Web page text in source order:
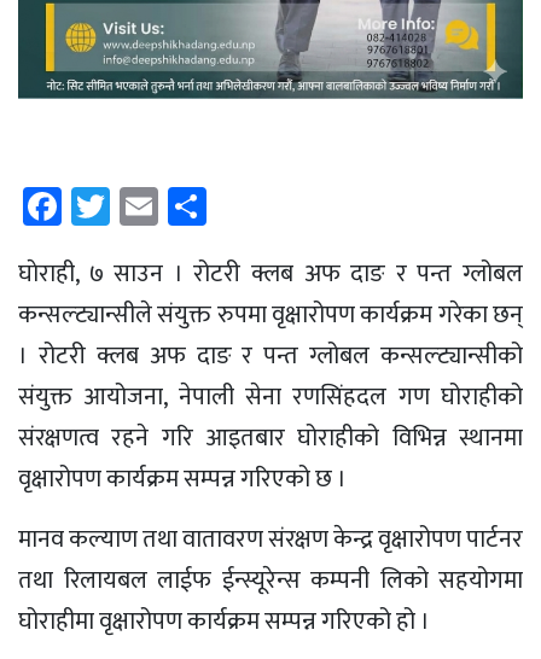
Facebook
Twitter
Email
घाेराही, ७ साउन । रोटरी क्लब अफ दाङ र पन्त ग्लोबल
कन्सल्ट्यान्सीले संयुक्त रुपमा वृक्षारोपण कार्यक्रम गरेका छन्
। रोटरी क्लब अफ दाङ र पन्त ग्लोबल कन्सल्ट्यान्सीको
संयुक्त आयोजना, नेपाली सेना रणसिंहदल गण घोराहीको
संरक्षणत्व रहने गरि आइतबार घोराहीको विभिन्न स्थानमा
वृक्षारोपण कार्यक्रम सम्पन्न गरिएको छ ।
मानव कल्याण तथा वातावरण संरक्षण केन्द्र वृक्षारोपण पार्टनर
तथा रिलायबल लाईफ ईन्स्यूरेन्स कम्पनी लिको सहयोगमा
घोराहीमा वृक्षारोपण कार्यक्रम सम्पन्न गरिएको हो ।